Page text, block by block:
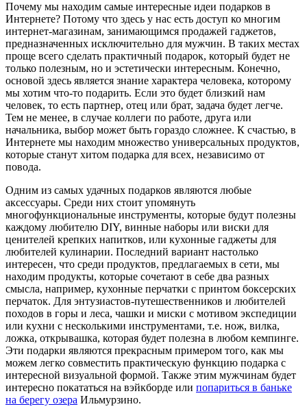
Почему мы находим самые интересные идеи подарков в
Интернете? Потому что здесь у нас есть доступ ко многим
интернет-магазинам, занимающимся продажей гаджетов,
предназначенных исключительно для мужчин. В таких местах
проще всего сделать практичный подарок, который будет не
только полезным, но и эстетически интересным. Конечно,
основой здесь является знание характера человека, которому
мы хотим что-то подарить. Если это будет близкий нам
человек, то есть партнер, отец или брат, задача будет легче.
Тем не менее, в случае коллеги по работе, друга или
начальника, выбор может быть гораздо сложнее. К счастью, в
Интернете мы находим множество универсальных продуктов,
которые станут хитом подарка для всех, независимо от
повода.
Одним из самых удачных подарков являются любые
аксессуары. Среди них стоит упомянуть
многофункциональные инструменты, которые будут полезны
каждому любителю DIY, винные наборы или виски для
ценителей крепких напитков, или кухонные гаджеты для
любителей кулинарии. Последний вариант настолько
интересен, что среди продуктов, предлагаемых в сети, мы
находим продукты, которые сочетают в себе два разных
смысла, например, кухонные перчатки с принтом боксерских
перчаток. Для энтузиастов-путешественников и любителей
походов в горы и леса, чашки и миски с мотивом экспедиции
или кухни с несколькими инструментами, т.е. нож, вилка,
ложка, открывашка, которая будет полезна в любом кемпинге.
Эти подарки являются прекрасным примером того, как мы
можем легко совместить практическую функцию подарка с
интересной визуальной формой. Также этим мужчинам будет
интересно покататься на вэйкборде или попариться в баньке
на берегу озера Ильмурзино.